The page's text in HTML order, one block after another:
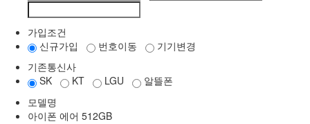
가입조건
신규가입
번호이동
기기변경
기존통신사
SK
KT LGU
알뜰폰
모델명
아이폰 에어 512GB